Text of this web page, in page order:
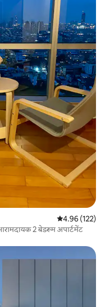
औसत रेटिंग 5 में से
4.96 (122)
2 बेडरूम अपार्टमेंट